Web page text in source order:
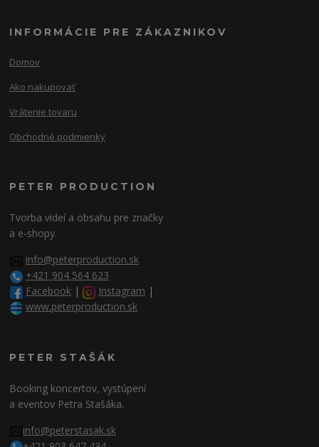
INFORMÁCIE PRE ZÁKAZNIKOV
Domov
Ako nakupovať
Vrátenie tovaru
Obchodné podmienky
PETER PRODUCTION
Tvorba videí a obsahu pre značky
a e-shopy.
info@peterproduction.sk
+421 904 564 623
Facebook | Instagram |
www.peterproduction.sk
PETER STAŠÁK
Booking koncertov, vystúpení
a eventov Petra Stašáka.
info@peterstasak.sk